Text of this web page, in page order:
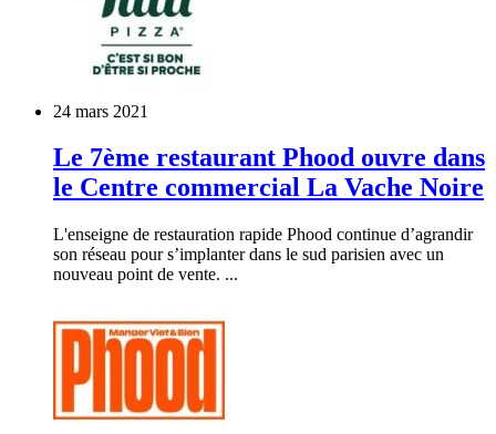
24 mars 2021
Le 7ème restaurant Phood ouvre dans
le Centre commercial La Vache Noire
L'enseigne de restauration rapide Phood continue d’agrandir
son réseau pour s’implanter dans le sud parisien avec un
nouveau point de vente. ...